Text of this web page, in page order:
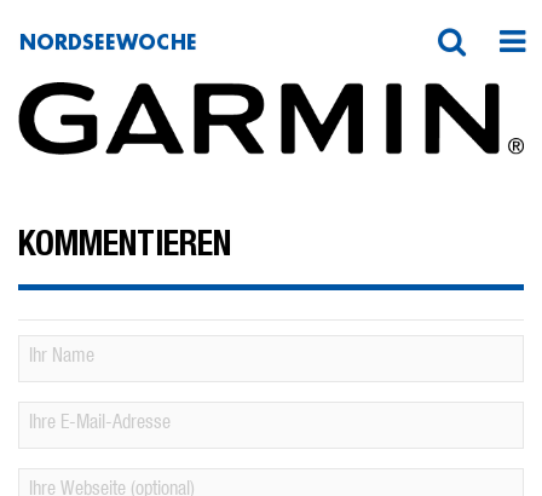
NORDSEEWOCHE
Garmin_LOGO_BLACK_2400px
KOMMENTIEREN